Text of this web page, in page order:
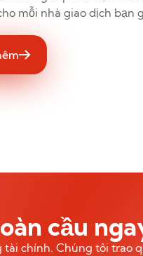
mỗi nhà giao dịch bạn
cầu
chính. Chúng tôi trao